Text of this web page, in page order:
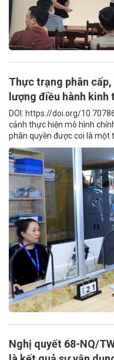
Thực trạng phân
lượng điều hành
DOI: https://doi.org/
cảnh thực hiện mô hình
phân quyền được coi là một
Nghị quyết 68-NQ/